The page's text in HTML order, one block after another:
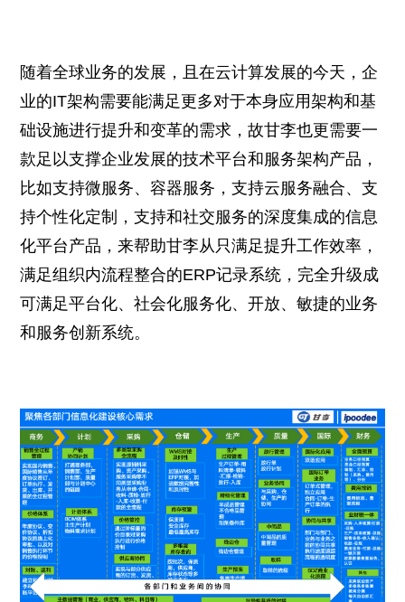
随着全球业务的发展，且在云计算发展的今天，企
业的IT架构需要能满足更多对于本身应用架构和基
础设施进行提升和变革的需求，故甘李也更需要一
款足以支撑企业发展的技术平台和服务架构产品，
比如支持微服务、容器服务，支持云服务融合、支
持个性化定制，支持和社交服务的深度集成的信息
化平台产品，来帮助甘李从只满足提升工作效率，
满足组织内流程整合的ERP记录系统，完全升级成
可满足平台化、社会化服务化、开放、敏捷的业务
和服务创新系统。